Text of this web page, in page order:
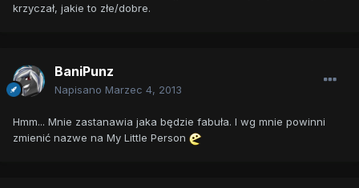
krzyczał, jakie to złe/dobre.
BaniPunz
Napisano Marzec 4, 2013
Hmm... Mnie zastanawia jaka będzie fabuła. I wg mnie powinni
zmienić nazwe na My Little Person